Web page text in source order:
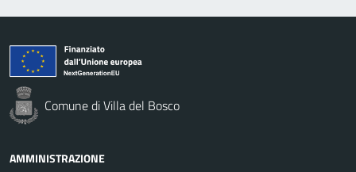
Comune di Villa del Bosco
AMMINISTRAZIONE